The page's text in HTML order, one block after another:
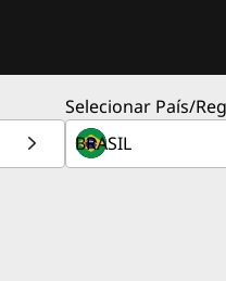
Selecionar País/